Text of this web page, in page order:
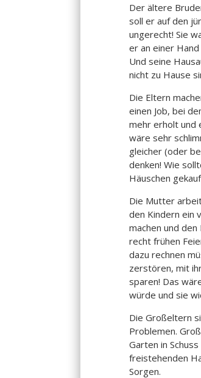
Der ältere
soll er auf den
ungerecht! Sie
er an einer
Und seine
nicht zu Hause
Die Eltern
einen Job, bei
mehr erholt und
wäre sehr
gleicher (oder
denken! Wie
Häuschen
Die Mutter
den Kindern ein
machen und
recht frühen
dazu rechnen
zerstören, mit
sparen! Das
würde und sie
Die Großeltern
Problemen.
Garten in
freistehenden
Sorgen.